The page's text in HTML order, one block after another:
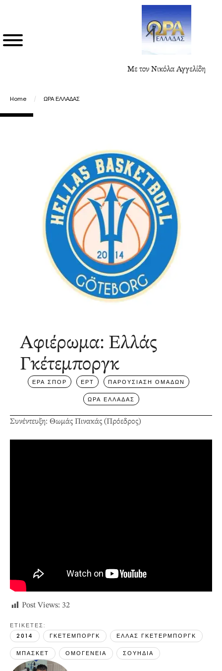
Με τον Νικόλα Αγγελίδη
Home / ΩΡΑ ΕΛΛΑΔΑΣ
Αφιέρωμα: Ελλάς
Γκέτεμποργκ
ΕΡΑ ΣΠΟΡ ΕΡΤ ΠΑΡΟΥΣΙΑΣΗ ΟΜΑΔΩΝ
ΩΡΑ ΕΛΛΑΔΑΣ
Συνέντευξη: Θωμάς Πινακάς (Πρόεδρος)
Post Views: 32
ΕΤΙΚΕΤΕΣ:
2014
ΓΚΕΤΕΜΠΟΡΓΚ ΕΛΛΑΣ ΓΚΕΤΕΡΜΠΟΡΓΚ
ΜΠΑΣΚΕΤ ΟΜΟΓΕΝΕΙΑ ΣΟΥΗΔΙΑ